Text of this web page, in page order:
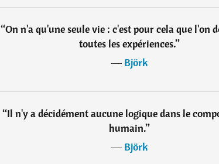
“On n'a qu'une seule vie : c'est pour cela que l'on
toutes les expériences.”
―Björk
“Il n'y a décidément aucune logique dans le
humain.”
―Björk